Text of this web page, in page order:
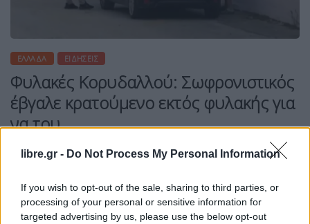
libre.gr - Do Not Process My Personal Information
If you wish to opt-out of the sale, sharing to third parties, or
processing of your personal or sensitive information for
targeted advertising by us, please use the below opt-out
ΕΛΛΆΔΑ ΕΙΔΉΣΕΙΣ
Φυλακές Κορυδαλλού: Σωφρονιστικός
έβγαλε κρατούμενο εκτός φυλακής για
να του
Η Συντακτική ομάδα του Libre
19 Νοεμβρίου, 2025